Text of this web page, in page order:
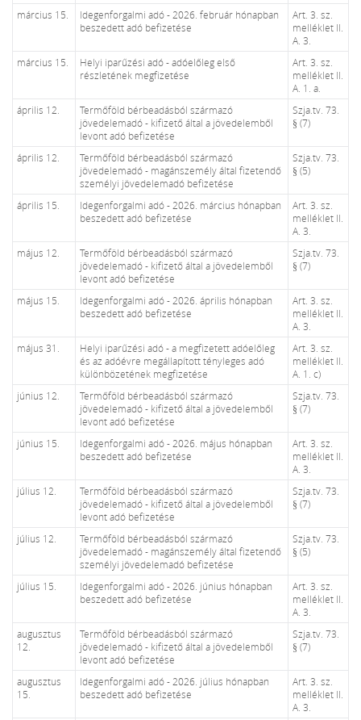
március 15.
Idegenforgalmi adó - 2026. február hónapban
beszedett adó befizetése
Art. 3. sz.
melléklet II.
A. 3.
március 15.
Helyi iparűzési adó - adóelőleg első
részletének megfizetése
Art. 3. sz.
melléklet II.
A. 1. a.
április 12.
Termőföld bérbeadásból származó
jövedelemadó - kifizető által a jövedelemből
levont adó befizetése
Szja.tv. 73.
§ (7)
április 12.
Termőföld bérbeadásból származó
jövedelemadó - magánszemély által fizetendő
személyi jövedelemadó befizetése
Szja.tv. 73.
§ (5)
április 15.
Idegenforgalmi adó - 2026. március hónapban
beszedett adó befizetése
Art. 3. sz.
melléklet II.
A. 3.
május 12.
Termőföld bérbeadásból származó
jövedelemadó - kifizető által a jövedelemből
levont adó befizetése
Szja.tv. 73.
§ (7)
május 15.
Idegenforgalmi adó - 2026. április hónapban
beszedett adó befizetése
Art. 3. sz.
melléklet II.
A. 3.
május 31.
Helyi iparűzési adó - a megfizetett adóelőleg
és az adóévre megállapított tényleges adó
különbözetének megfizetése
Art. 3. sz.
melléklet II.
A. 1. c)
június 12.
Termőföld bérbeadásból származó
jövedelemadó - kifizető által a jövedelemből
levont adó befizetése
Szja.tv. 73.
§ (7)
június 15.
Idegenforgalmi adó - 2026. május hónapban
beszedett adó befizetése
Art. 3. sz.
melléklet II.
A. 3.
július 12.
Termőföld bérbeadásból származó
jövedelemadó - kifizető által a jövedelemből
levont adó befizetése
Szja.tv. 73.
§ (7)
július 12.
Termőföld bérbeadásból származó
jövedelemadó - magánszemély által fizetendő
személyi jövedelemadó befizetése
Szja.tv. 73.
§ (5)
július 15.
Idegenforgalmi adó - 2026. június hónapban
beszedett adó befizetése
Art. 3. sz.
melléklet II.
A. 3.
augusztus
12.
Termőföld bérbeadásból származó
jövedelemadó - kifizető által a jövedelemből
levont adó befizetése
Szja.tv. 73.
§ (7)
augusztus
15.
Idegenforgalmi adó - 2026. július hónapban
beszedett adó befizetése
Art. 3. sz.
melléklet II.
A. 3.